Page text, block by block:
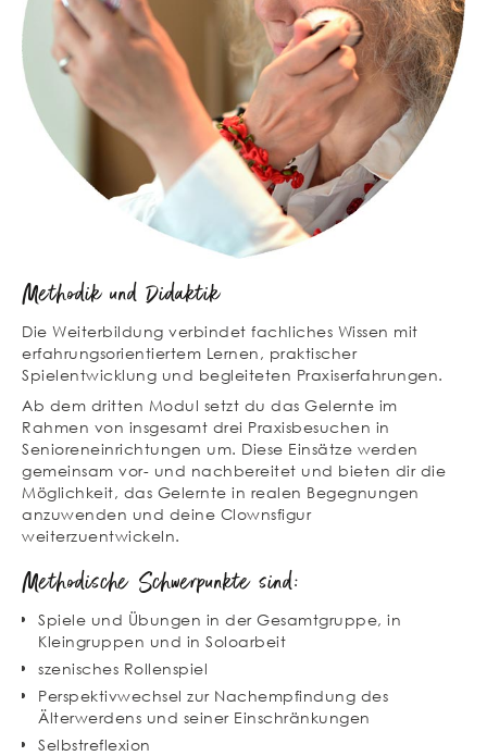
Methodik und Didaktik
Die Weiterbildung verbindet fachliches Wissen mit
erfahrungsorientiertem Lernen, praktischer
Spielentwicklung und begleiteten Praxiserfahrungen.
Ab dem dritten Modul setzt du das Gelernte im
Rahmen von insgesamt drei Praxisbesuchen in
Senioreneinrichtungen um. Diese Einsätze werden
gemeinsam vor- und nachbereitet und bieten dir die
Möglichkeit, das Gelernte in realen Begegnungen
anzuwenden und deine Clownsfigur
weiterzuentwickeln.
Methodische Schwerpunkte sind:
Spiele und Übungen in der Gesamtgruppe, in
Kleingruppen und in Soloarbeit
szenisches Rollenspiel
Perspektivwechsel zur Nachempfindung des
Älterwerdens und seiner Einschränkungen
Selbstreflexion